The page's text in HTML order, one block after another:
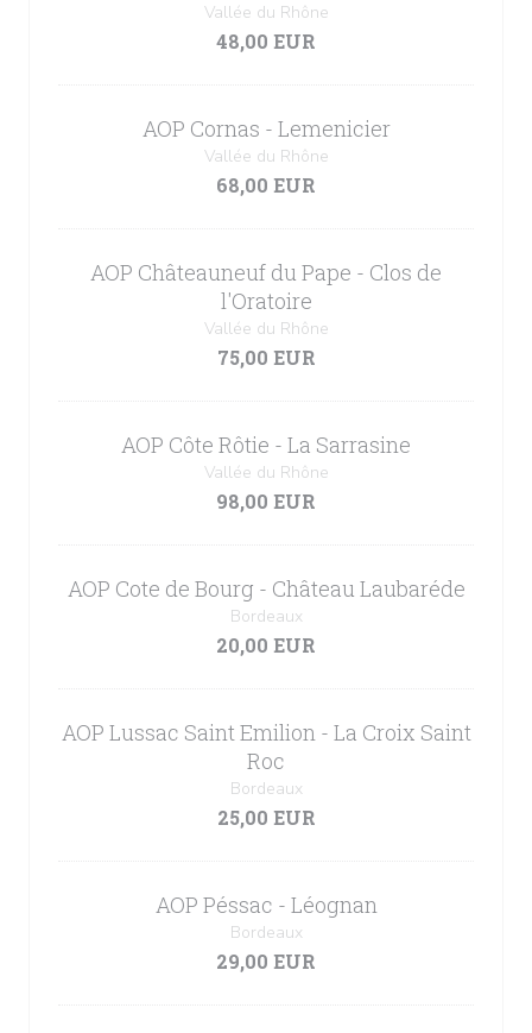
Vallée du Rhône
48,00 EUR
AOP Cornas - Lemenicier
Vallée du Rhône
68,00 EUR
AOP Châteauneuf du Pape - Clos de
l'Oratoire
Vallée du Rhône
75,00 EUR
AOP Côte Rôtie - La Sarrasine
Vallée du Rhône
98,00 EUR
AOP Cote de Bourg - Château Laubaréde
Bordeaux
20,00 EUR
AOP Lussac Saint Emilion - La Croix Saint
Roc
Bordeaux
25,00 EUR
AOP Péssac - Léognan
Bordeaux
29,00 EUR